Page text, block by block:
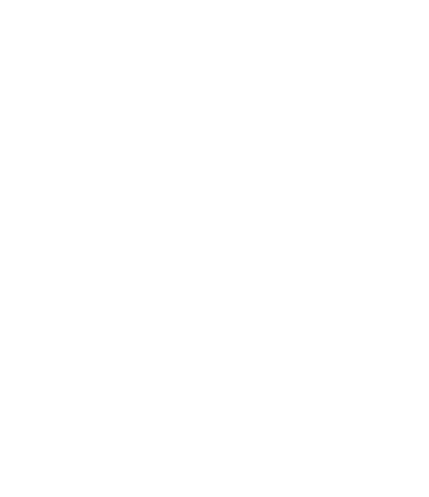
dvodnevni turistični produkt
umestili v predpraznični
tudi turistov je v Veržeju in
In zakaj Plavčka? Ker so
gozdov v Sloveniji in ker je
plavčka v Sloveniji. Ta
modro. Ob Muri pa si ta
Ker pa vsi ljudje radi
so se učenci odločili, da se
menijo, da imamo ljudje